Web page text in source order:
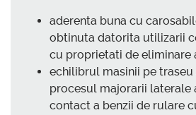
aderenta buna cu
obtinuta datorita utilizarii
cu proprietati de eliminare
echilibrul masinii pe traseu
procesul majorarii laterale
contact a benzii de rulare